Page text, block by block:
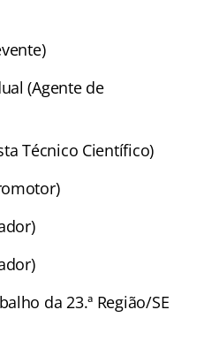
(Agente de
Técnico Científico)
da 23.ª Região/SE